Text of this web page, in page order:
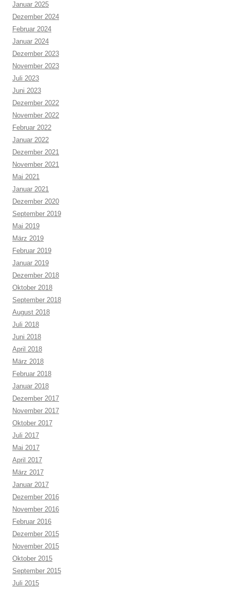
Januar 2025
Dezember 2024
Februar 2024
Januar 2024
Dezember 2023
November 2023
Juli 2023
Juni 2023
Dezember 2022
November 2022
Februar 2022
Januar 2022
Dezember 2021
November 2021
Mai 2021
Januar 2021
Dezember 2020
September 2019
Mai 2019
März 2019
Februar 2019
Januar 2019
Dezember 2018
Oktober 2018
September 2018
August 2018
Juli 2018
Juni 2018
April 2018
März 2018
Februar 2018
Januar 2018
Dezember 2017
November 2017
Oktober 2017
Juli 2017
Mai 2017
April 2017
März 2017
Januar 2017
Dezember 2016
November 2016
Februar 2016
Dezember 2015
November 2015
Oktober 2015
September 2015
Juli 2015